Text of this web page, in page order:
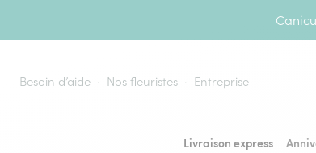
Besoin d’aide Nos fleuristes Entreprise
Livraison express